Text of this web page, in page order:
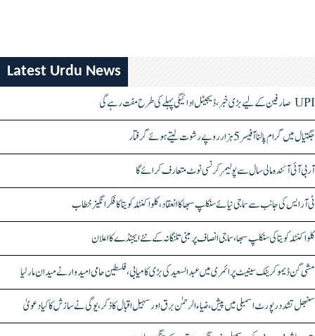
Latest Urdu News
UPI صارفین کے لیے بڑی خبر، ڈیجیٹل ادائیگی پہلے کی طرح مفت رہے گی
جگتیال میں گرام پالنا آفیسر 5 ہزار روپے رشوت لیتے ہوئے گرفتار
آر بی آئی آئندہ مالی سال سے پولیمر کرنسی نوٹ متعارف کرائے گا
ٹی آر ایس کی جانب سے سماجی نیائے سنکلپ سبھا کا انعقاد، کلواکنٹلہ کویتا کا فکر انگیز خطاب
کلواکنٹلہ کویتا کی سنکلپ سبھا، سماجی انصاف پر مبنی تلنگانہ کے نئے ایجنڈے کا اعلان
مشی گن ڈیموکریٹک سینیٹ پرائمری میں عبدالسعید کی بڑی کامیابی، فلسطین حامی امیدوار نے میدان مار لیا
سنبھل تشدد رپورٹ اسمبلی میں پیش، ضیاء الرحمٰن برق اور سہیل اقبال کا ذکر، یوگی نے سازش کا کیا دعویٰ